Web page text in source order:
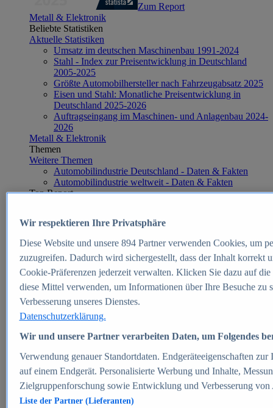
Zum Report
Metall & Elektronik
Beliebte Statistiken
Aktuelle Statistiken
Umsatz im deutschen Maschinenbau 1991-2024
Stahl - Index zur Preisentwicklung in Deutschland
2005-2025
Größte Automobilhersteller nach Fahrzeugabsatz 2025
Eisen und Stahl: Monatliche Preisentwicklung in
Deutschland 2025-2026
Auftragseingang im Maschinen- und Anlagenbau 2024-
2026
Metall & Elektronik
Themen
Weitere Themen
Automobilindustrie Deutschland - Daten & Fakten
Automobilindustrie weltweit - Daten & Fakten
Top Report
Zum Report
E-commerce
Beliebte Statistiken
Aktuelle Statistiken
E-Commerce - Entwicklung des Umsatzes in
Deutschland 1999-2025
Umsatz von Amazon in Deutschland und weltweit
2010-2025
B2C-E-Commerce: Top-50 Online Shops in
Deutschland 2024
Marktanteile von Online-Zahlungsverfahren in
Deutschland 2024
Umsatzstarke Warengruppen im Online-Handel in
Deutschland 2023-2025
Wir respektieren Ihre Privatsphäre
Diese Website und unsere 894Partner verwenden Cookies, um
zuzugreifen. Dadurch wird sichergestellt, dass der Inhalt korrekt
Cookie-Präferenzen jederzeit verwalten. Klicken Sie dazu auf
diese Mittel verwenden, um Informationen über Ihre Besuche
Verbesserung unseres Dienstes.
Datenschutzerklärung.
Wir und unsere Partner verarbeiten Daten, um Folgendes
Verwendung genauer Standortdaten. Endgeräteeigenschaften
auf einem Endgerät. Personalisierte Werbung und Inhalte,
Zielgruppenforschung sowie Entwicklung und Verbesserung von
Liste der Partner (Lieferanten)